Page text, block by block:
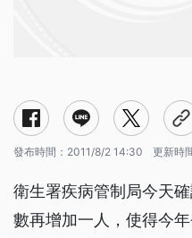
發布時間： 2011/8/2 14:30 更新時
衛生署疾病管制局今天
數再增加一人，使得今